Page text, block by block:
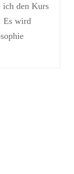
ich den Kurs
Es wird